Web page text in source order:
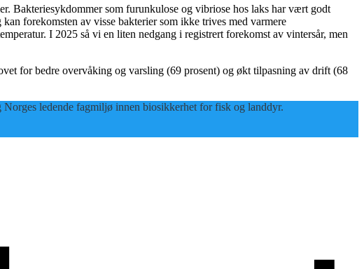
Bakteriesykdommer som furunkulose og vibriose hos laks har vært godt
forekomsten av visse bakterier som ikke trives med varmere
I 2025 så vi en liten nedgang i registrert forekomst av vintersår, men
for bedre overvåking og varsling (69 prosent) og økt tilpasning av drift (68
ledende fagmiljø innen biosikkerhet for fisk og landdyr.